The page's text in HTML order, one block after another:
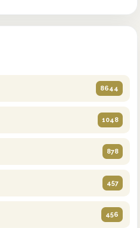
8644
1048
878
457
456